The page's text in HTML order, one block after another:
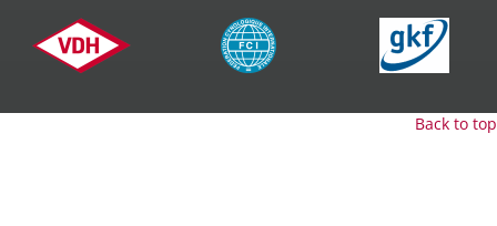
Back to top